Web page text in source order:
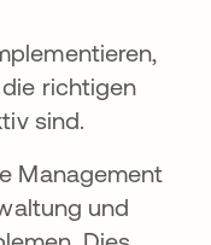
richtigen
sind.
Management
und